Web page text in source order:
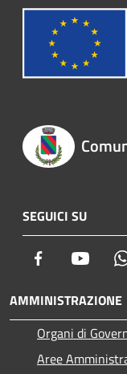
SEGUICI SU
Facebook
AMMINISTRAZIONE
Organi di
Aree